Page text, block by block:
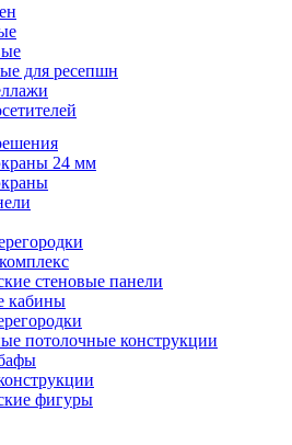
для ресепшн
24 мм
стеновые панели
кабины
потолочные конструкции
фигуры